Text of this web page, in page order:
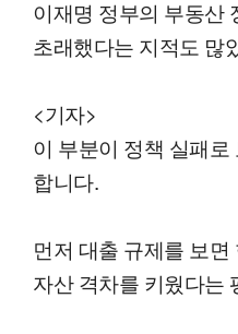
이재명 정부의 부동산
초래했다는 지적도 많
<기자>
이 부분이 정책 실패
합니다.
먼저 대출 규제를 보
자산 격차를 키웠다는